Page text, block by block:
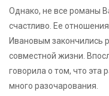
Однако, не все романы
счастливо. Ее
Ивановым закончились
совместной жизни.
говорила о том, что
много разочарования.